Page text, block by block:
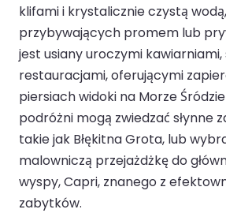
klifami i krystalicznie czystą
przybywających promem lub
jest usiany uroczymi
restauracjami, oferującymi
piersiach widoki na Morze
podróżni mogą zwiedzać słynne
takie jak Błękitna Grota, lub
malowniczą przejażdżkę do
wyspy, Capri, znanego z
zabytków.